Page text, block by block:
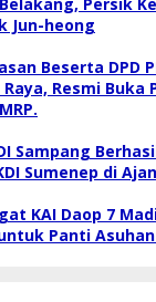
Persik
Jun-heong
Beserta DPD
Resmi Buka
Sampang
Sumenep di
KAI Daop 7
Panti